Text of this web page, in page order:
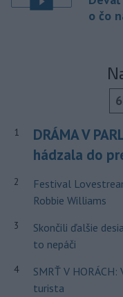
o čo
1
DRÁMA V
hádzala do
2
Festival
Robbie Williams
3
Skončili ďalšie
to nepáči
4
SMRŤ V
turista